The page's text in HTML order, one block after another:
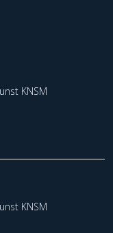
KNSM
KNSM